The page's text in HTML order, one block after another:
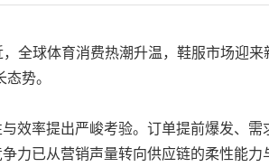
全球体育消费热潮升温，鞋服市场迎
势。
效率提出严峻考验。订单提前爆发、
力已从营销声量转向供应链的柔性能